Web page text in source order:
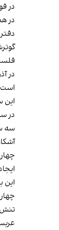
در فوریه ۲۰۲۳ دولت، قانونی شدن ۹ شهرک غیرقانونی
در
در آذر
این
در
سه
این